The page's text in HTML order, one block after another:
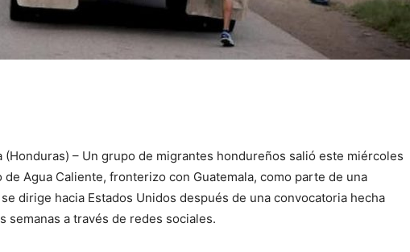
(Honduras) – Un grupo de migrantes hondureños salió este miércoles
de Agua Caliente, fronterizo con Guatemala, como parte de una
dirige hacia Estados Unidos después de una convocatoria hecha
semanas a través de redes sociales.